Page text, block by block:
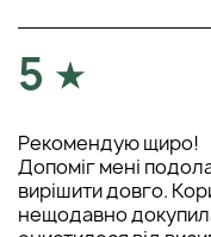
5
Рекомендую щиро!
Допоміг мені
вирішити довго.
нещодавно